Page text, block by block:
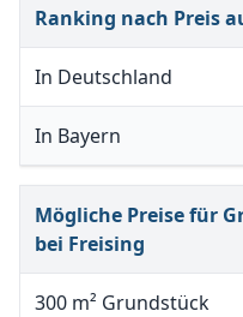
Ranking nach Preis
In Deutschland
In Bayern
Mögliche Preise für
bei Freising
300 m² Grundstück